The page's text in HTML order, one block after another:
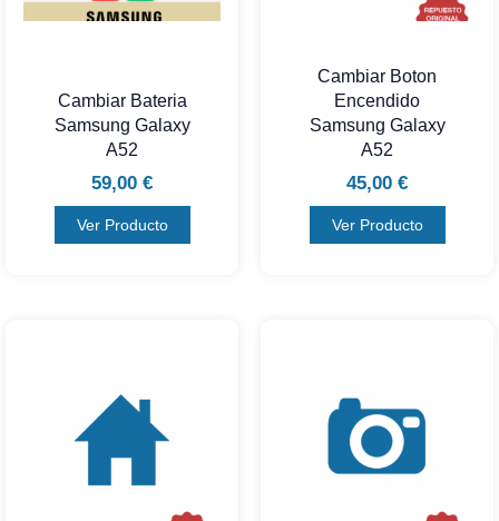
Cambiar Bateria
Samsung Galaxy
A52
59,00 €
Ver Producto
Cambiar Boton
Encendido
Samsung Galaxy
A52
45,00 €
Ver Producto